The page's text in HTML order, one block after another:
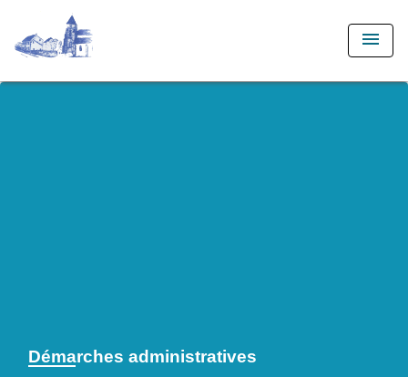
menu
Démarches administratives